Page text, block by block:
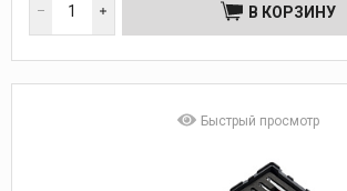
В КОРЗИНУ
Быстрый просмотр